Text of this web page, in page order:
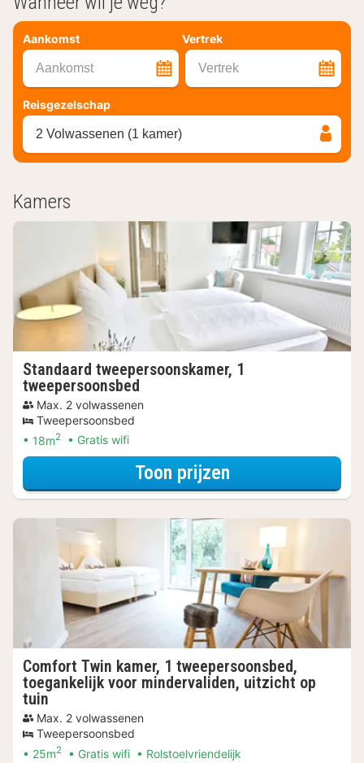
Aankomst Vertrek
Aankomst Vertrek
Reisgezelschap
2 Volwassenen (1 kamer)
Kamers
Standaard tweepersoonskamer, 1
tweepersoonsbed
Max. 2 volwassenen
Tweepersoonsbed
18m2 Gratis wifi
Toon prijzenvoor Standaard
Comfort Twin kamer, 1 tweepersoonsbed,
toegankelijk voor mindervaliden, uitzicht op
tuin
Max. 2 volwassenen
Tweepersoonsbed
25m2 Gratis wifi Rolstoelvriendelijk